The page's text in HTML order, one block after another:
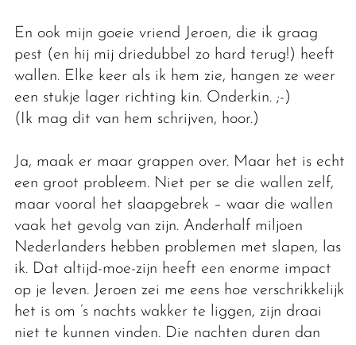
En ook mijn goeie vriend Jeroen, die ik graag
pest (en hij mij driedubbel zo hard terug!) heeft
wallen. Elke keer als ik hem zie, hangen ze weer
een stukje lager richting kin. Onderkin. ;-)
(Ik mag dit van hem schrijven, hoor.)
Ja, maak er maar grappen over. Maar het is echt
een groot probleem. Niet per se die wallen zelf,
maar vooral het slaapgebrek – waar die wallen
vaak het gevolg van zijn. Anderhalf miljoen
Nederlanders hebben problemen met slapen, las
ik. Dat altijd-moe-zijn heeft een enorme impact
op je leven. Jeroen zei me eens hoe verschrikkelijk
het is om ’s nachts wakker te liggen, zijn draai
niet te kunnen vinden. Die nachten duren dan